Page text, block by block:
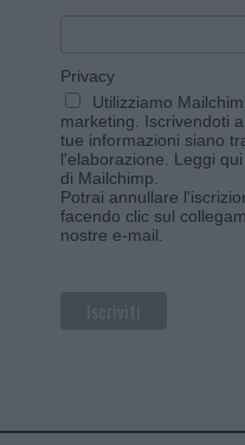
Privacy
Utilizziamo
marketing. Iscrivendoti
tue informazioni siano
l'elaborazione. Leggi
di Mailchimp
Potrai annullare
facendo clic sul
nostre e-mail.